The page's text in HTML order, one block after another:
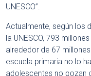
UNESCO”.
Actualmente, según los
la UNESCO, 793
alrededor de 67
escuela primaria no lo
adolescentes no gozan